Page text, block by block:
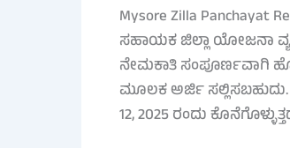
Mysore Zilla
ಸಹಾಯಕ ಜಿಲ್ಲಾ ಯೋಜನಾ
ನೇಮಕಾತಿ ಸಂಪೂರ್ಣವಾಗಿ
ಮೂಲಕ ಅರ್ಜಿ ಸಲ್ಲಿಸಬಹುದು.
12, 2025 ರಂದು